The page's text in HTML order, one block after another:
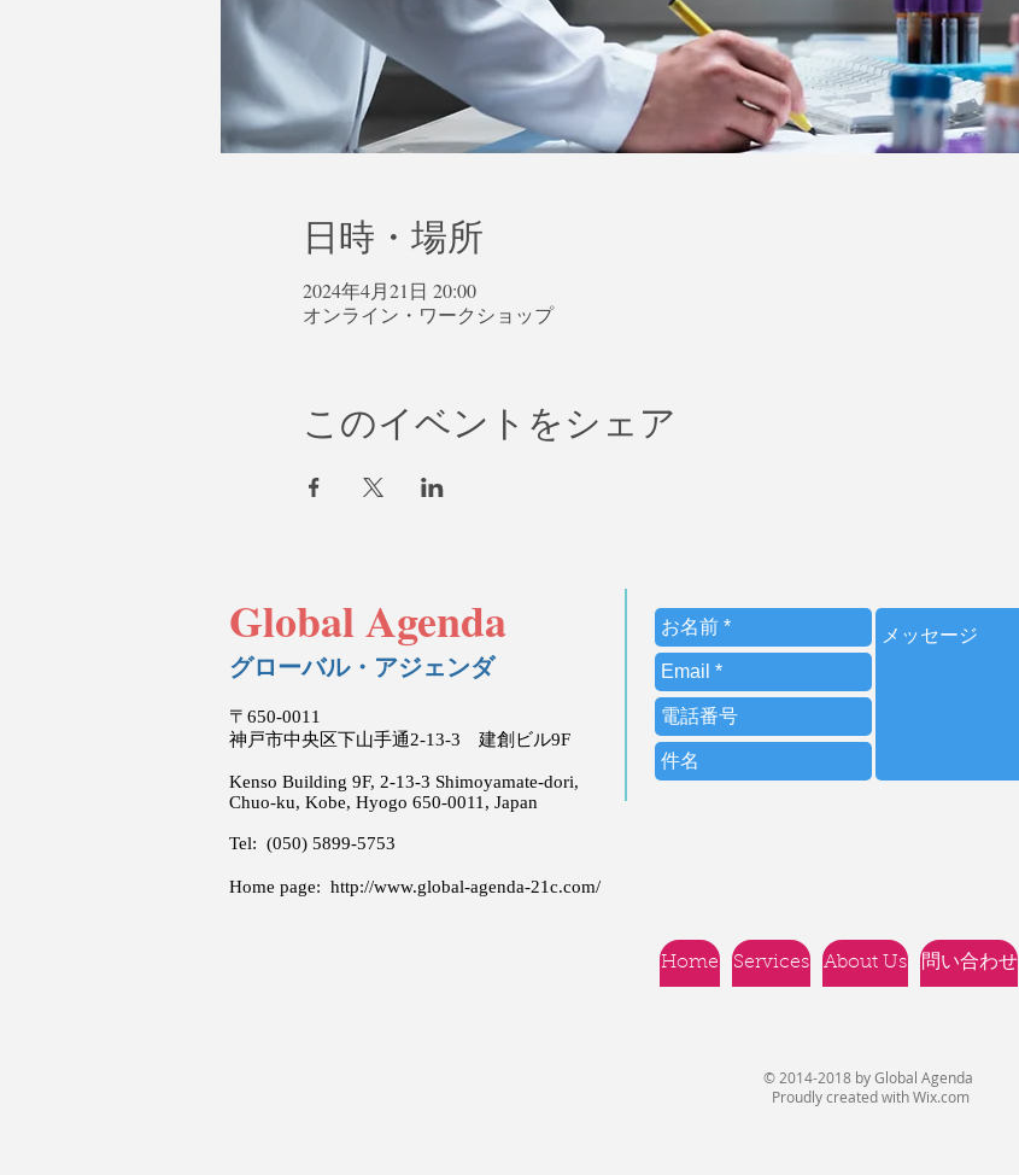
日時・場所
2024年4月21日 20:00
オンライン・ワークショップ
このイベントをシェア
Global Agenda
グローバル・アジェンダ
〒650-0011
神戸市中央区下山手通2-13-3 建創ビル9F
Kenso Building 9F, 2-13-3 Shimoyamate-dori,
Chuo-ku, Kobe, Hyogo 650-0011, Japan
Tel: (050) 5899-5753
Home page: http://www.global-agenda-21c.com/
Home Services About Us 問い合わせ
© 2014-2018 by Global Agenda
Proudly created withWix.com